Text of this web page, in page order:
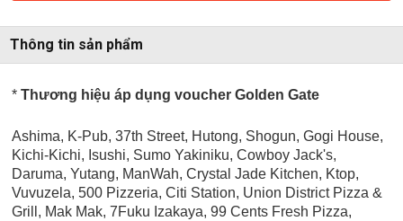
Thông tin sản phẩm
*Thương hiệu áp dụng voucher Golden Gate
Ashima, K-Pub, 37th Street, Hutong, Shogun, Gogi House,
Kichi-Kichi, Isushi, Sumo Yakiniku, Cowboy Jack's,
Daruma, Yutang, ManWah, Crystal Jade Kitchen, Ktop,
Vuvuzela, 500 Pizzeria, Citi Station, Union District Pizza &
Grill, Mak Mak, 7Fuku Izakaya, 99 Cents Fresh Pizza,